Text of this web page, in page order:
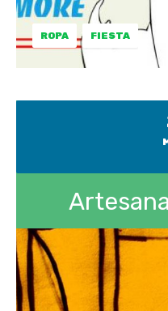
ROPA FIESTA